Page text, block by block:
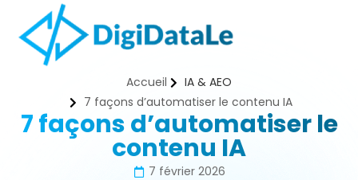
Accueil
IA & AEO
7 façons d’automatiser le contenu IA
7 façons d’automatiser le
contenu IA
7 février 2026